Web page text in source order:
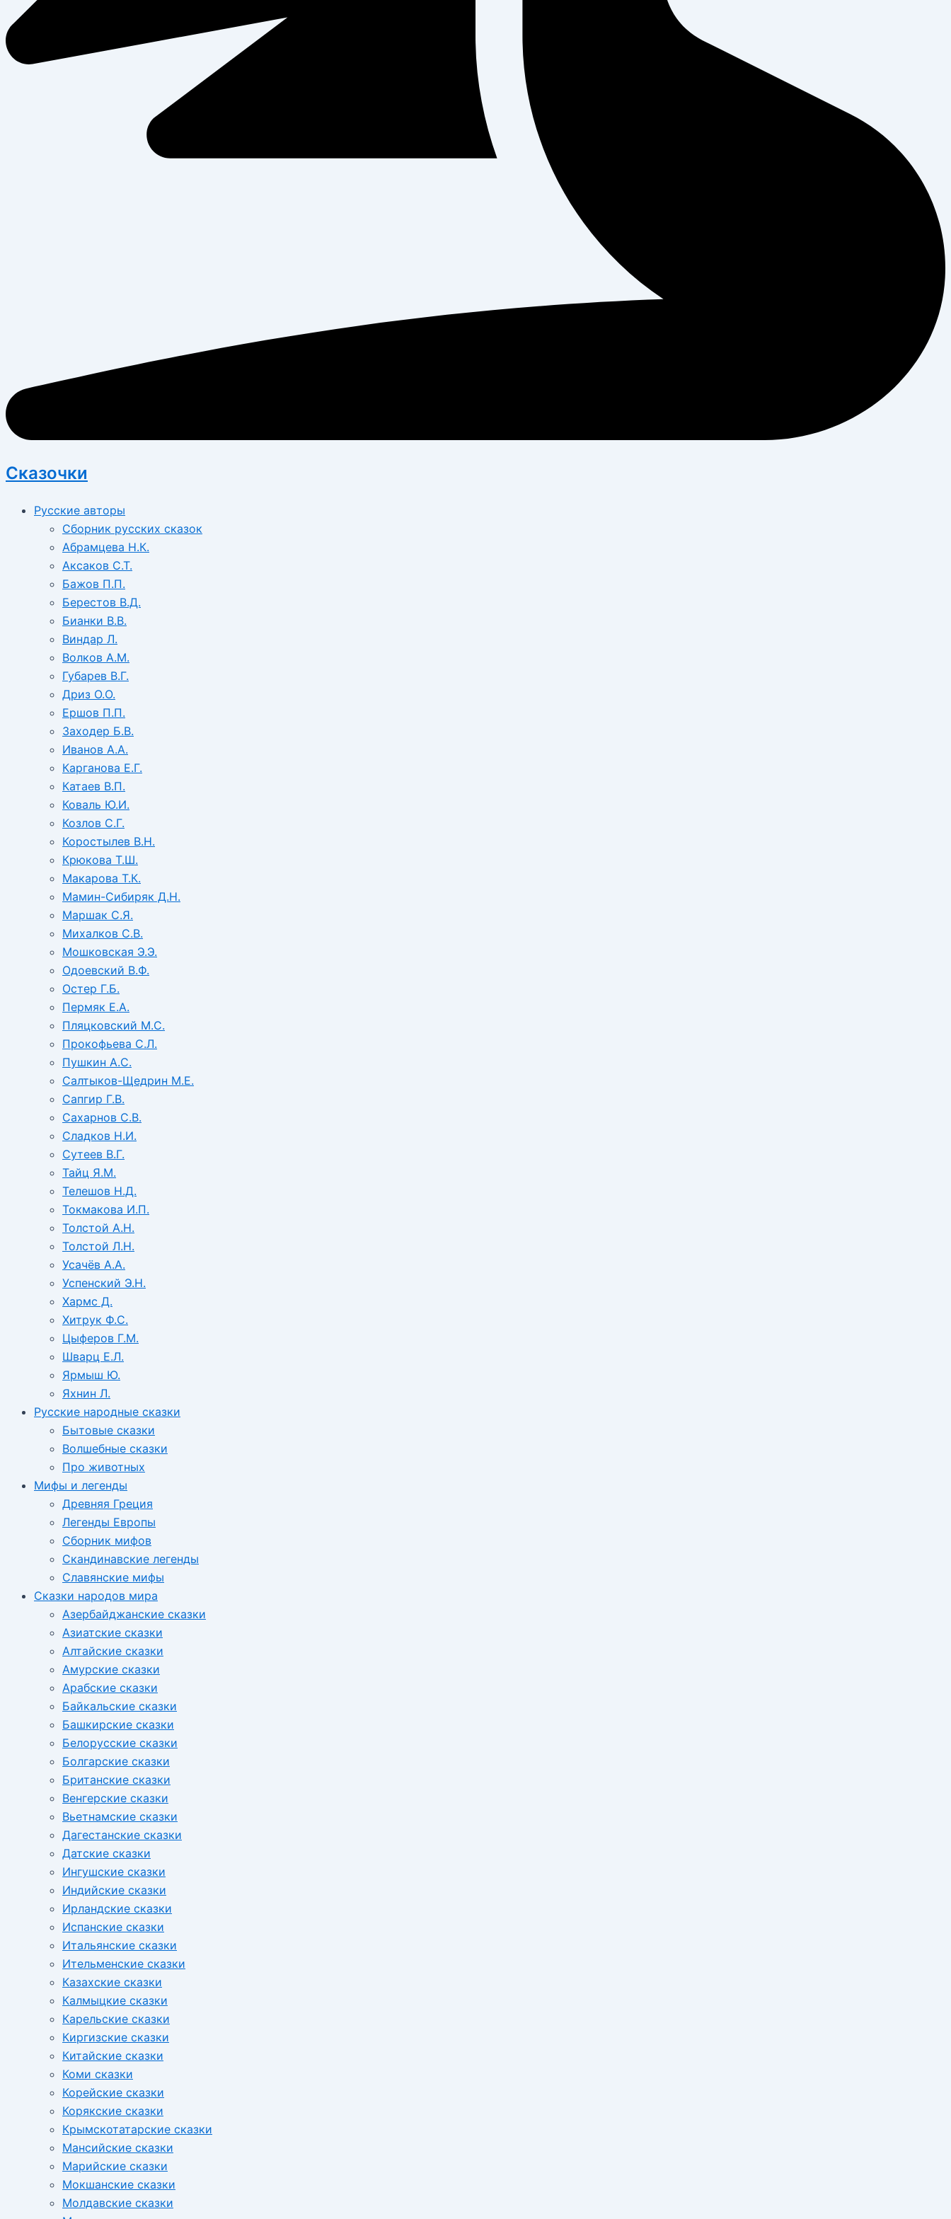
Сказочки
Русские авторы
Сборник русских сказок
Абрамцева Н.К.
Аксаков С.Т.
Бажов П.П.
Берестов В.Д.
Бианки В.В.
Виндар Л.
Волков А.М.
Губарев В.Г.
Дриз О.О.
Ершов П.П.
Заходер Б.В.
Иванов А.А.
Карганова Е.Г.
Катаев В.П.
Коваль Ю.И.
Козлов С.Г.
Коростылев В.Н.
Крюкова Т.Ш.
Макарова Т.К.
Мамин-Сибиряк Д.Н.
Маршак С.Я.
Михалков С.В.
Мошковская Э.Э.
Одоевский В.Ф.
Остер Г.Б.
Пермяк Е.А.
Пляцковский М.С.
Прокофьева С.Л.
Пушкин А.С.
Салтыков-Щедрин М.Е.
Сапгир Г.В.
Сахарнов С.В.
Сладков Н.И.
Сутеев В.Г.
Тайц Я.М.
Телешов Н.Д.
Токмакова И.П.
Толстой А.Н.
Толстой Л.Н.
Усачёв А.А.
Успенский Э.Н.
Хармс Д.
Хитрук Ф.С.
Цыферов Г.М.
Шварц Е.Л.
Ярмыш Ю.
Яхнин Л.
Русские народные сказки
Бытовые сказки
Волшебные сказки
Про животных
Мифы и легенды
Древняя Греция
Легенды Европы
Сборник мифов
Скандинавские легенды
Славянские мифы
Сказки народов мира
Азербайджанские сказки
Азиатские сказки
Алтайские сказки
Амурские сказки
Арабские сказки
Байкальские сказки
Башкирские сказки
Белорусские сказки
Болгарские сказки
Британские сказки
Венгерские сказки
Вьетнамские сказки
Дагестанские сказки
Датские сказки
Ингушские сказки
Индийские сказки
Ирландские сказки
Испанские сказки
Итальянские сказки
Ительменские сказки
Казахские сказки
Калмыцкие сказки
Карельские сказки
Киргизские сказки
Китайские сказки
Коми сказки
Корейские сказки
Корякские сказки
Крымскотатарские сказки
Мансийские сказки
Марийские сказки
Мокшанские сказки
Молдавские сказки